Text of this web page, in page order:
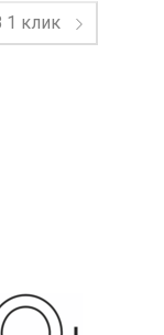
1 клик